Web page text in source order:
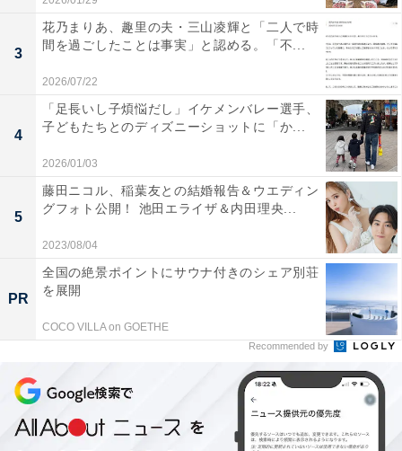
3
花乃まりあ、趣里の夫・三山凌輝と「二人で時
間を過ごしたことは事実」と認める。「不...
2026/07/22
4
「足長いし子煩悩だし」イケメンバレー選手、
子どもたちとのディズニーショットに「か...
2026/01/03
5
藤田ニコル、稲葉友との結婚報告＆ウエディン
グフォト公開！ 池田エライザ＆内田理央...
2023/08/04
PR
全国の絶景ポイントにサウナ付きのシェア別荘
を展開
COCO VILLA on GOETHE
Recommended by